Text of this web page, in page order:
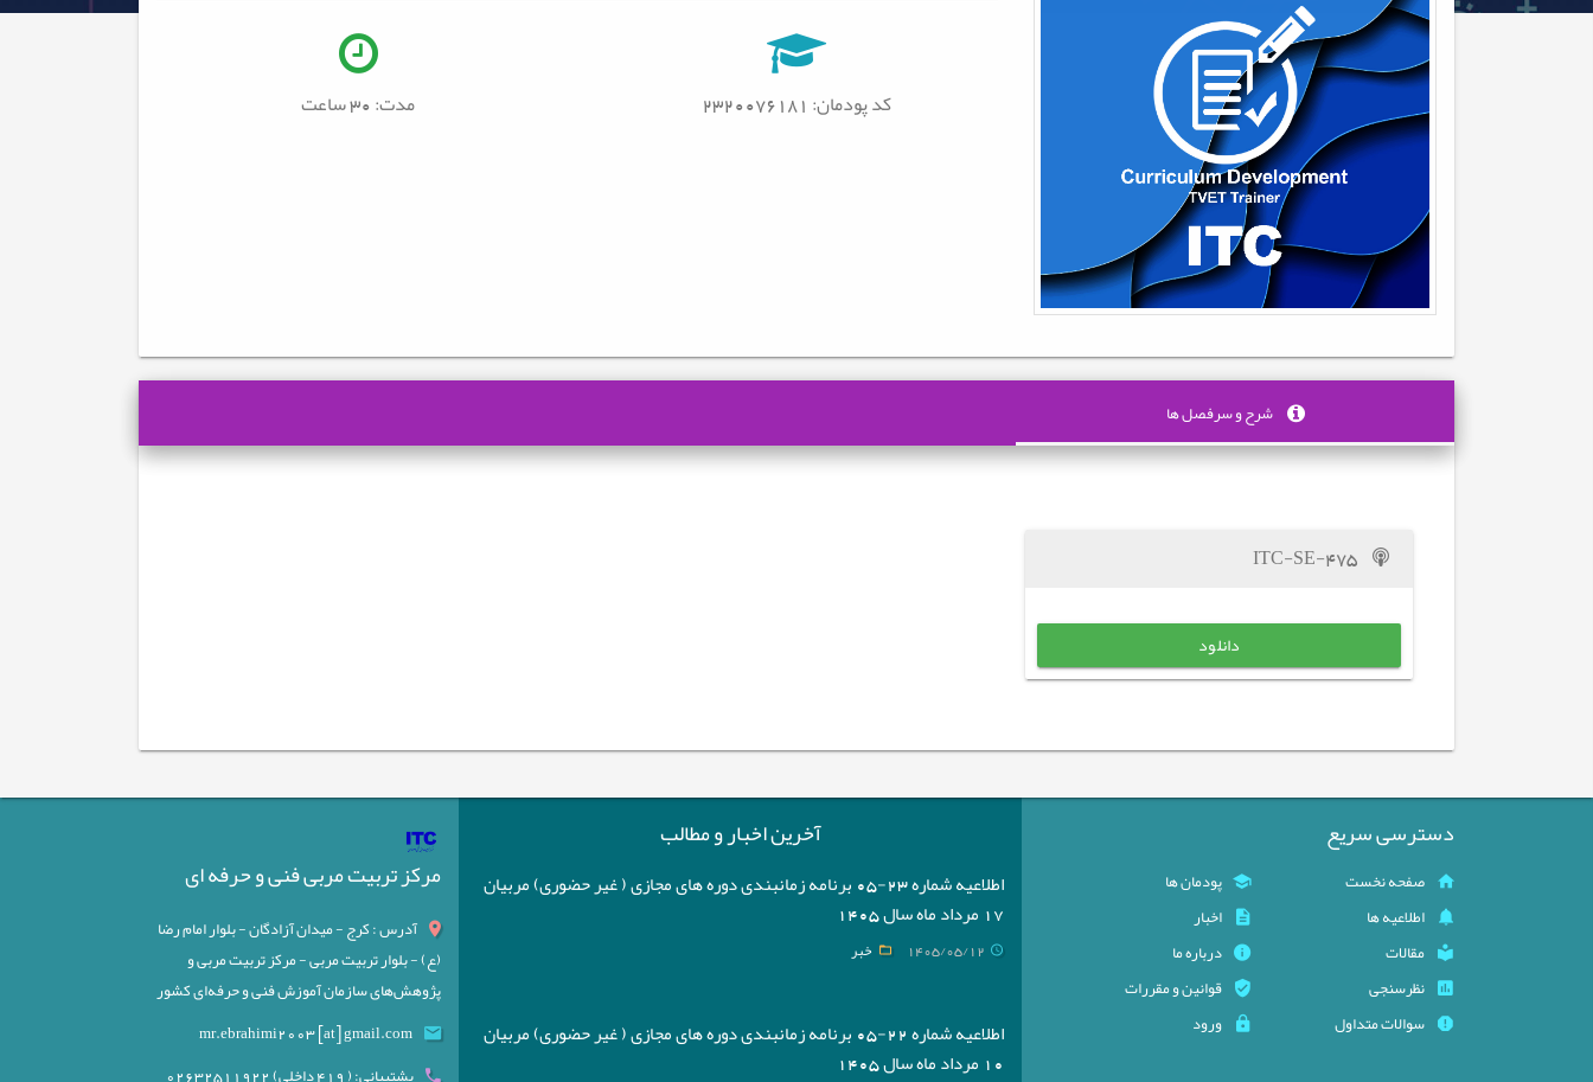
کد پودمان: 2320076181 مدت: 30 ساعت
شرح و سرفصل ها
دانلود
دسترسی سریع
صفحه نخست
پودمان ها
اطلاعیه ها
اخبار
مقالات
درباره ما
نظرسنجی
قوانین و مقررات
سوالات متداول
ورود
آخرین اخبار و مطالب
اطلاعیه شماره 23-05 برنامه زمانبندی دوره های مجازی ( غیر حضوری) مربیان
17 مرداد ماه سال 1405
1405/05/12 خبر
اطلاعیه شماره 22-05 برنامه زمانبندی دوره های مجازی ( غیر حضوری) مربیان
10 مرداد ماه سال 1405
مرکز تربیت مربی فنی و حرفه ای
آدرس : کرج - میدان آزادگان - بلوار امام رضا
(ع) - بلوار تربیت مربی - مرکز تربیت مربی و
پژوهش‌های سازمان آموزش فنی و حرفه‌ای کشور
mr.ebrahimi2003 [at] gmail.com